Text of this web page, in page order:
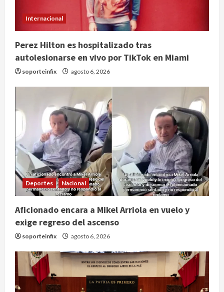
Internacional
Perez Hilton es hospitalizado tras
autolesionarse en vivo por TikTok en Miami
soporteinfix agosto 6, 2026
Deportes Nacional
Aficionado encara a Mikel Arriola en vuelo y
exige regreso del ascenso
soporteinfix agosto 6, 2026
Internacional
Perez Hilton es hospitalizado tras
autolesionarse en vivo por TikTok
en Miami
Deportes Nacional
Aficionado encara a Mikel Arriola en
vuelo y exige regreso del ascenso